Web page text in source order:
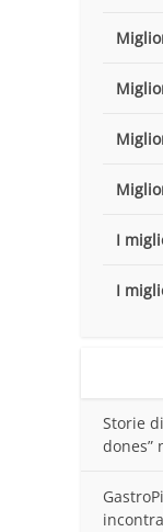
I
I
Storie
dones”